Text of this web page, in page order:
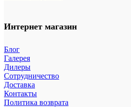
Интернет магазин
Блог
Галерея
Дилеры
Сотрудничество
Доставка
Контакты
Политика возврата